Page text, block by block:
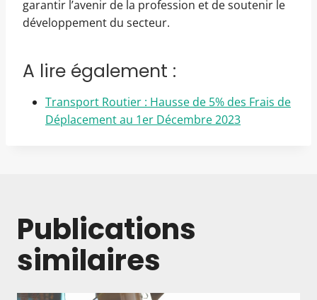
garantir l’avenir de la profession et de soutenir le
développement du secteur.
A lire également :
Transport Routier : Hausse de 5% des Frais de
Déplacement au 1er Décembre 2023
Publications
similaires